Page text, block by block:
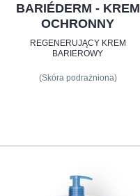
BARIÉDERM - KREM
OCHRONNY
REGENERUJĄCY KREM
BARIEROWY
(Skóra podrażniona)